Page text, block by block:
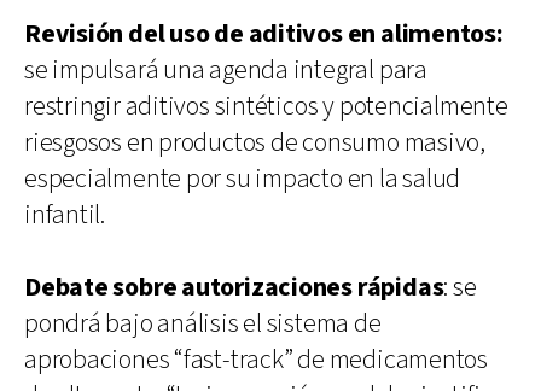
Revisión del uso de aditivos en alimentos:
se impulsará una agenda integral para
restringir aditivos sintéticos y potencialmente
riesgosos en productos de consumo masivo,
especialmente por su impacto en la salud
infantil.
Debate sobre autorizaciones rápidas: se
pondrá bajo análisis el sistema de
aprobaciones “fast-track” de medicamentos